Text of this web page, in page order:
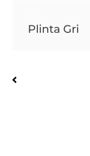
Plinta Gri